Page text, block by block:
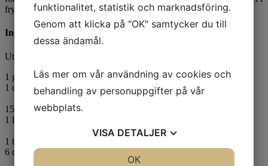
frysen, när purén är helt frusen kan du försiktigt trycka ut formar.
Ingredienser
Utgå ifrån det gelatin du arbetar med
1 gelatinblad (gris)
1 dl exotisk fruktpuré
150 g texture pulvergelatin (nöt)
1 liter exotisk fruktpuré
1 tsk agar agar (vegan)
6 dl
exotisk fruktpuré
funktionalitet, statistik och marknadsföring.
Genom att klicka på "OK" samtycker du till
dessa ändamål.
Läs mer om vår användning av cookies och
behandling av personuppgifter på vår
webbplats.
VISA DETALJER
OK